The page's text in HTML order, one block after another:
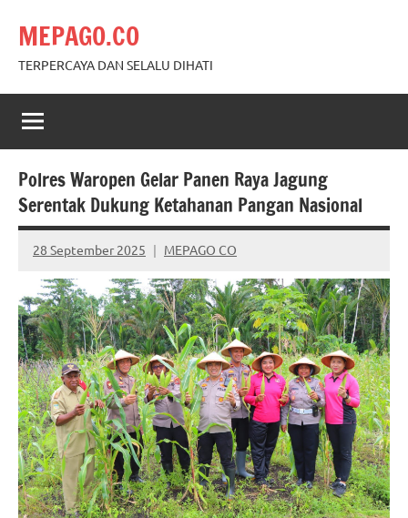
content
MEPAGO.CO
TERPERCAYA DAN SELALU DIHATI
Polres Waropen Gelar Panen Raya Jagung
Serentak Dukung Ketahanan Pangan Nasional
28 September 2025 MEPAGO CO
No
comments